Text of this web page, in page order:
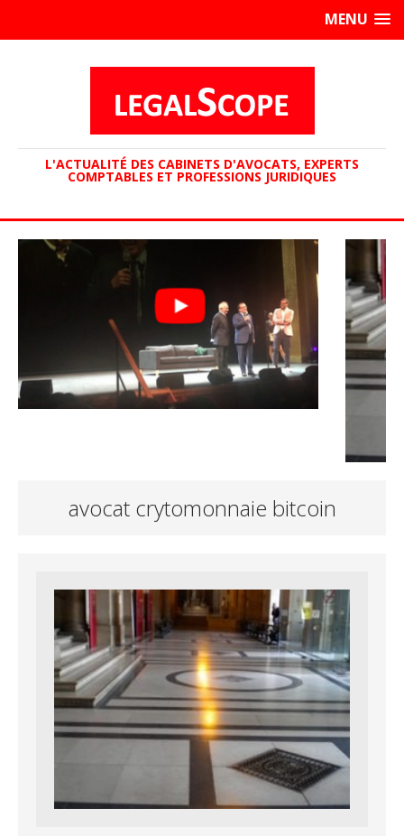
MENU
L'ACTUALITÉ DES CABINETS D'AVOCATS, EXPERTS
COMPTABLES ET PROFESSIONS JURIDIQUES
avocat crytomonnaie bitcoin